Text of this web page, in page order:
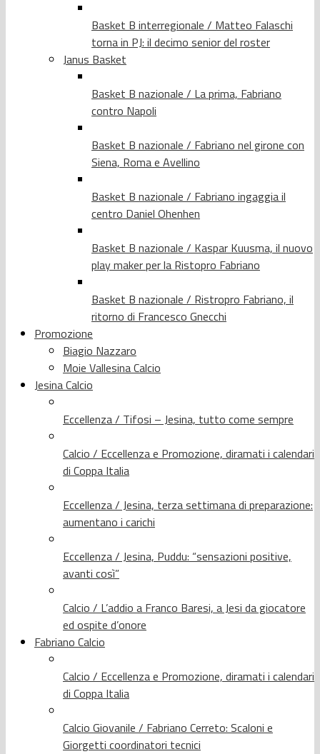
Basket B interregionale / Matteo Falaschi
torna in PJ: il decimo senior del roster
Janus Basket
Basket B nazionale / La prima, Fabriano
contro Napoli
Basket B nazionale / Fabriano nel girone con
Siena, Roma e Avellino
Basket B nazionale / Fabriano ingaggia il
centro Daniel Ohenhen
Basket B nazionale / Kaspar Kuusma, il nuovo
play maker per la Ristopro Fabriano
Basket B nazionale / Ristropro Fabriano, il
ritorno di Francesco Gnecchi
Promozione
Biagio Nazzaro
Moie Vallesina Calcio
Jesina Calcio
Eccellenza / Tifosi – Jesina, tutto come sempre
Calcio / Eccellenza e Promozione, diramati i calendari
di Coppa Italia
Eccellenza / Jesina, terza settimana di preparazione:
aumentano i carichi
Eccellenza / Jesina, Puddu: “sensazioni positive,
avanti così”
Calcio / L’addio a Franco Baresi, a Jesi da giocatore
ed ospite d’onore
Fabriano Calcio
Calcio / Eccellenza e Promozione, diramati i calendari
di Coppa Italia
Calcio Giovanile / Fabriano Cerreto: Scaloni e
Giorgetti coordinatori tecnici